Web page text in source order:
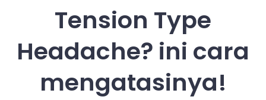
Tension Type
Headache? ini cara
mengatasinya!